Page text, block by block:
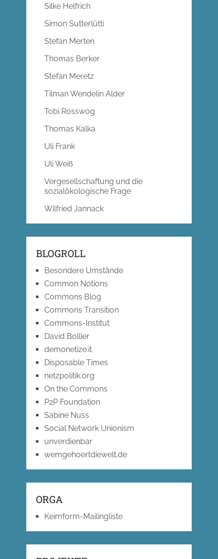
Silke Helfrich
Simon Sutterlütti
Stefan Merten
Thomas Berker
Stefan Meretz
Tilman Wendelin Alder
Tobi Rosswog
Thomas Kalka
Uli Frank
Uli Weiß
Vergesellschaftung und die
sozialökologische Frage
Wilfried Jannack
BLOGROLL
Besondere Umstände
Common Notions
Commons Blog
Commons Transition
Commons-Institut
David Bollier
demonetize.it
Disposable Times
netzpolitik.org
On the Commons
P2P Foundation
Sabine Nuss
Social Network Unionism
unverdienbar
wemgehoertdiewelt.de
ORGA
Keimform-Mailingliste